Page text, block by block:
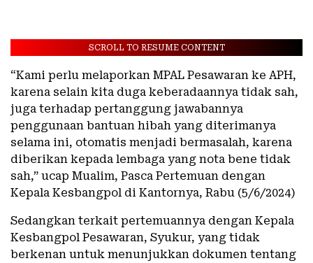
SCROLL TO RESUME CONTENT
“Kami perlu melaporkan MPAL Pesawaran ke APH,
karena selain kita duga keberadaannya tidak sah,
juga terhadap pertanggung jawabannya
penggunaan bantuan hibah yang diterimanya
selama ini, otomatis menjadi bermasalah, karena
diberikan kepada lembaga yang nota bene tidak
sah,” ucap Mualim, Pasca Pertemuan dengan
Kepala Kesbangpol di Kantornya, Rabu (5/6/2024)
Sedangkan terkait pertemuannya dengan Kepala
Kesbangpol Pesawaran, Syukur, yang tidak
berkenan untuk menunjukkan dokumen tentang